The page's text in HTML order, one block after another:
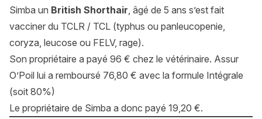
Simba un British Shorthair, âgé de 5 ans s’est fait
vacciner du TCLR / TCL (typhus ou panleucopenie,
coryza, leucose ou FELV, rage).
Son propriétaire a payé 96 € chez le vétérinaire. Assur
O’Poil lui a remboursé 76,80 € avec la formule Intégrale
(soit 80%)
Le propriétaire de Simba a donc payé 19,20 €.